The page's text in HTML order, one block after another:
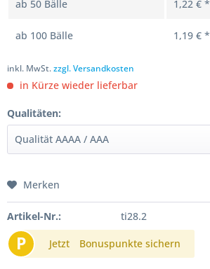
ab 50 Bälle 1,22 € *
ab 100 Bälle 1,19 € *
inkl. MwSt.zzgl. Versandkosten
in Kürze wieder lieferbar
Qualitäten:
Merken
Artikel-Nr.: ti28.2
P Jetzt Bonuspunkte sichern